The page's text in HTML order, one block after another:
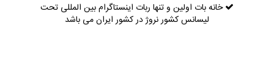
خانه بات اولین و تنها ربات اینستاگرام بین المللی تحت
لیسانس کشور نروژ در کشور ایران می باشد